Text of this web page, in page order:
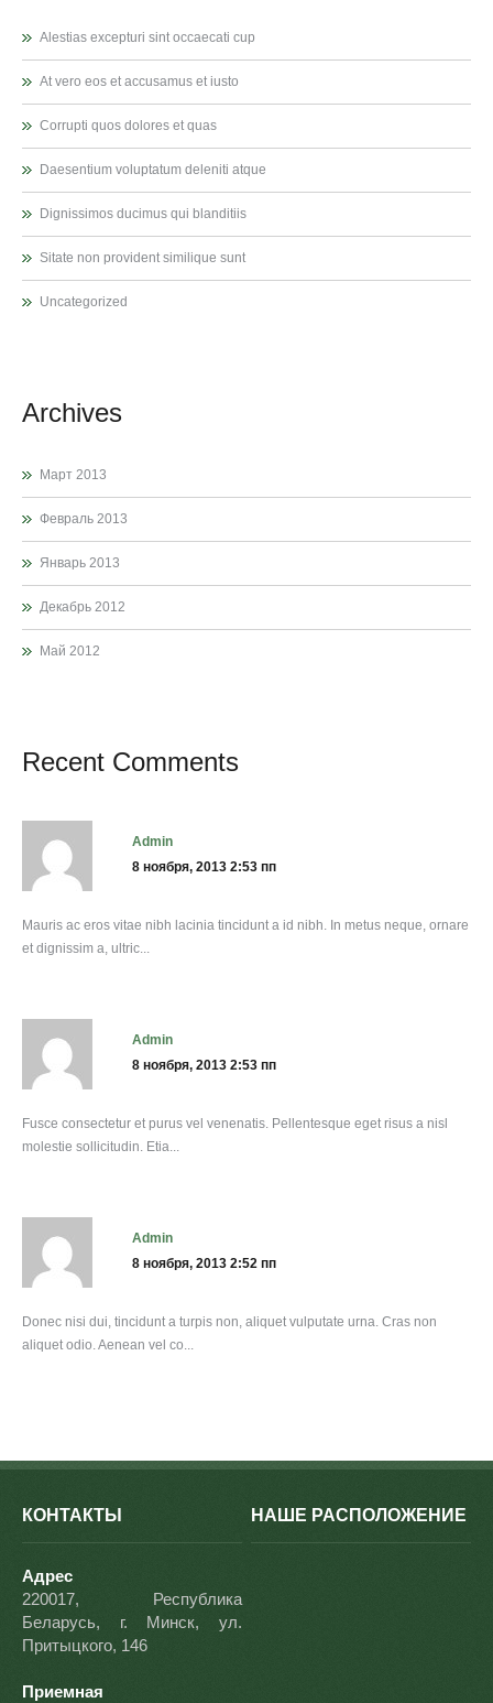
Alestias excepturi sint occaecati cup
At vero eos et accusamus et iusto
Corrupti quos dolores et quas
Daesentium voluptatum deleniti atque
Dignissimos ducimus qui blanditiis
Sitate non provident similique sunt
Uncategorized
Archives
Март 2013
Февраль 2013
Январь 2013
Декабрь 2012
Май 2012
Recent Comments
admin
8 ноября, 2013 2:53 пп
Mauris ac eros vitae nibh lacinia tincidunt a id nibh. In metus neque, ornare
et dignissim a, ultric...
admin
8 ноября, 2013 2:53 пп
Fusce consectetur et purus vel venenatis. Pellentesque eget risus a nisl
molestie sollicitudin. Etia...
admin
8 ноября, 2013 2:52 пп
Donec nisi dui, tincidunt a turpis non, aliquet vulputate urna. Cras non
aliquet odio. Aenean vel co...
КОНТАКТЫ
Адрес
220017, Республика
Беларусь, г. Минск, ул.
Притыцкого, 146
Приемная
НАШЕ РАСПОЛОЖЕНИЕ